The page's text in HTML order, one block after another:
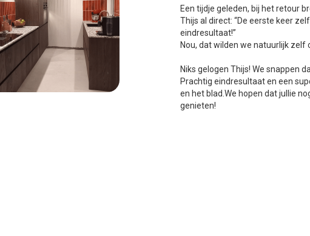
Een tijdje geleden, bij het retour
Thijs al direct: “De eerste keer
eindresultaat!”
Nou, dat wilden we natuurlijk zelf
Niks gelogen Thijs! We snappen
Prachtig eindresultaat en een
en het blad.We hopen dat jullie
genieten!